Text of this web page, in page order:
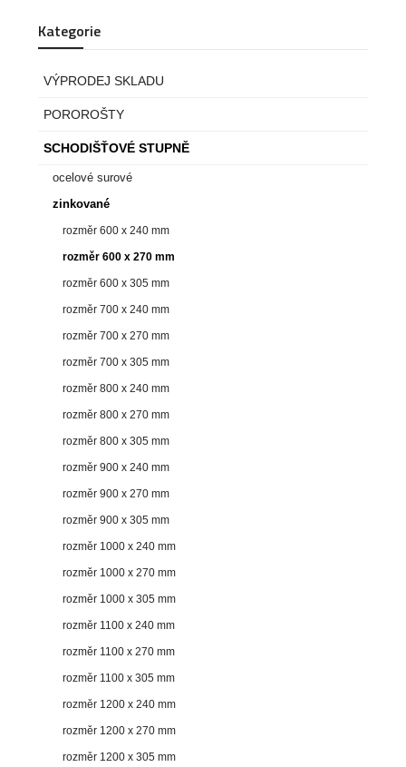
Kategorie
VÝPRODEJ SKLADU
POROROŠTY
SCHODIŠŤOVÉ STUPNĚ
ocelové surové
zinkované
rozměr 600 x 240 mm
rozměr 600 x 270 mm
rozměr 600 x 305 mm
rozměr 700 x 240 mm
rozměr 700 x 270 mm
rozměr 700 x 305 mm
rozměr 800 x 240 mm
rozměr 800 x 270 mm
rozměr 800 x 305 mm
rozměr 900 x 240 mm
rozměr 900 x 270 mm
rozměr 900 x 305 mm
rozměr 1000 x 240 mm
rozměr 1000 x 270 mm
rozměr 1000 x 305 mm
rozměr 1100 x 240 mm
rozměr 1100 x 270 mm
rozměr 1100 x 305 mm
rozměr 1200 x 240 mm
rozměr 1200 x 270 mm
rozměr 1200 x 305 mm